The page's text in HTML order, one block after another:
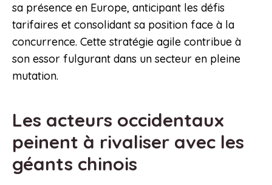
sa présence en Europe, anticipant les défis
tarifaires et consolidant sa position face à la
concurrence. Cette stratégie agile contribue à
son essor fulgurant dans un secteur en pleine
mutation.
Les acteurs occidentaux
peinent à rivaliser avec les
géants chinois